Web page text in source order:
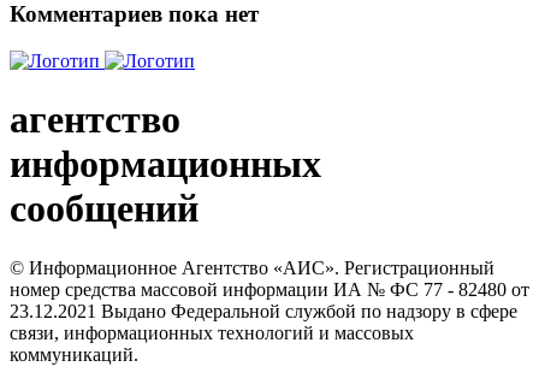
Комментариев пока нет
агентство
информационных
сообщений
© Информационное Агентство «АИС». Регистрационный
номер средства массовой информации ИА № ФС 77 - 82480 от
23.12.2021 Выдано Федеральной службой по надзору в сфере
связи, информационных технологий и массовых
коммуникаций.